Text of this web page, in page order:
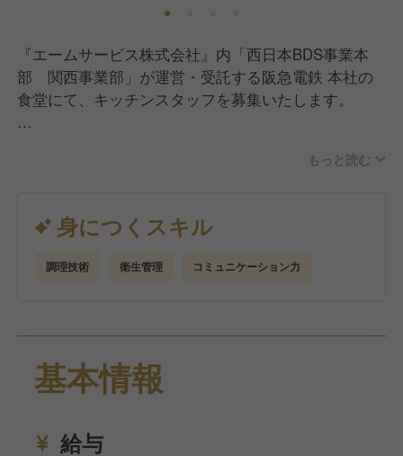
企業内学校「わたしアカデミー」では、オンラインと
対面を組み合わせた充実の研修制度を用意していま
す。
メニュープランや基礎栄養はもちろん、様々なジャン
ルの学びを提供しており、資格取得支援制度も充実。
特に管理栄養士取得支援プログラムは多くの社員に活
な料理を扱うからこそ、数多くの料理をマスターでき
る環境があります。
メニュープランニング・盛り付け・調理からマーケテ
『エームサービス株式会社』内「西日本BDS事業本
部 関西事業部」が運営・受託する阪急電鉄 本社の
食堂にて、キッチンスタッフを募集いたします。
遇いたします。
【業務内容】
仕込みから調理、盛り付けまでの調理業務全般。
あなたからのご応募、ぜひお待ちしております！
もっと読む
身につくスキル
調理技術 衛生管理 コミュニケーション力
基本情報
給与